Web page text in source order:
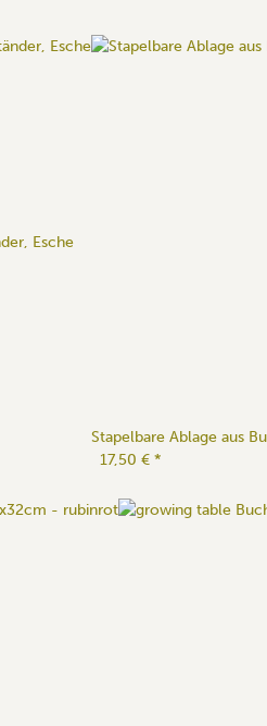
Esche
Stapelbare Ablage aus
17,50 € *